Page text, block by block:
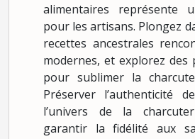
alimentaires représente
pour les artisans. Plongez
recettes ancestrales
modernes, et explorez des
pour sublimer la
Préserver l’authenticité
l’univers de la
garantir la fidélité aux